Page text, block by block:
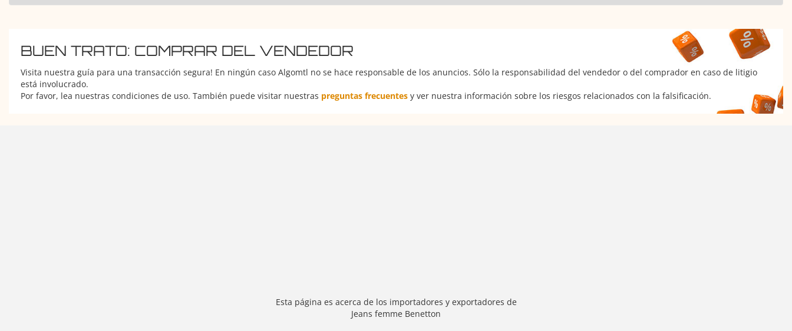
BUEN TRATO: COMPRAR DEL VENDEDOR
Visita nuestra guía para una transacción segura! En ningún caso Algomtl no se hace responsable de los anuncios. Sólo la responsabilidad del vendedor o del comprador en caso de litigio
está involucrado.
Por favor, lea nuestras condiciones de uso. También puede visitar nuestras preguntas frecuentes y ver nuestra información sobre los riesgos relacionados con la falsificación.
Esta página es acerca de los importadores y exportadores de
Jeans femme Benetton